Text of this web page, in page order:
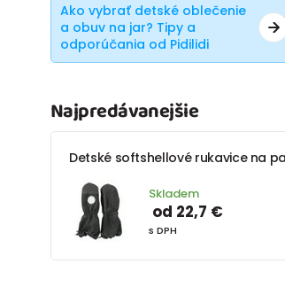
Ako vybrať detské oblečenie
a obuv na jar? Tipy a
odporúčania od Pidilidi
Najpredávanejšie
Skladem
od 22,7 €
s DPH